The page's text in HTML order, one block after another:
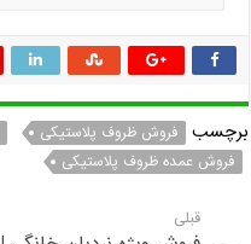
برچسب فروش ظروف پلاستیکی
فروش عمده ظروف پلاستیکی
قبلی